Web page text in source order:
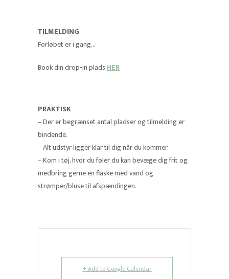
TILMELDING
Forløbet er i gang…
Book din drop-in pladsHER
PRAKTISK
– Der er begrænset antal pladser og tilmelding er
bindende.
– Alt udstyr ligger klar til dig når du kommer.
– Kom i tøj, hvor du føler du kan bevæge dig frit og
medbring gerne en flaske med vand og
strømper/bluse til afspændingen.
+ Add to Google Calendar